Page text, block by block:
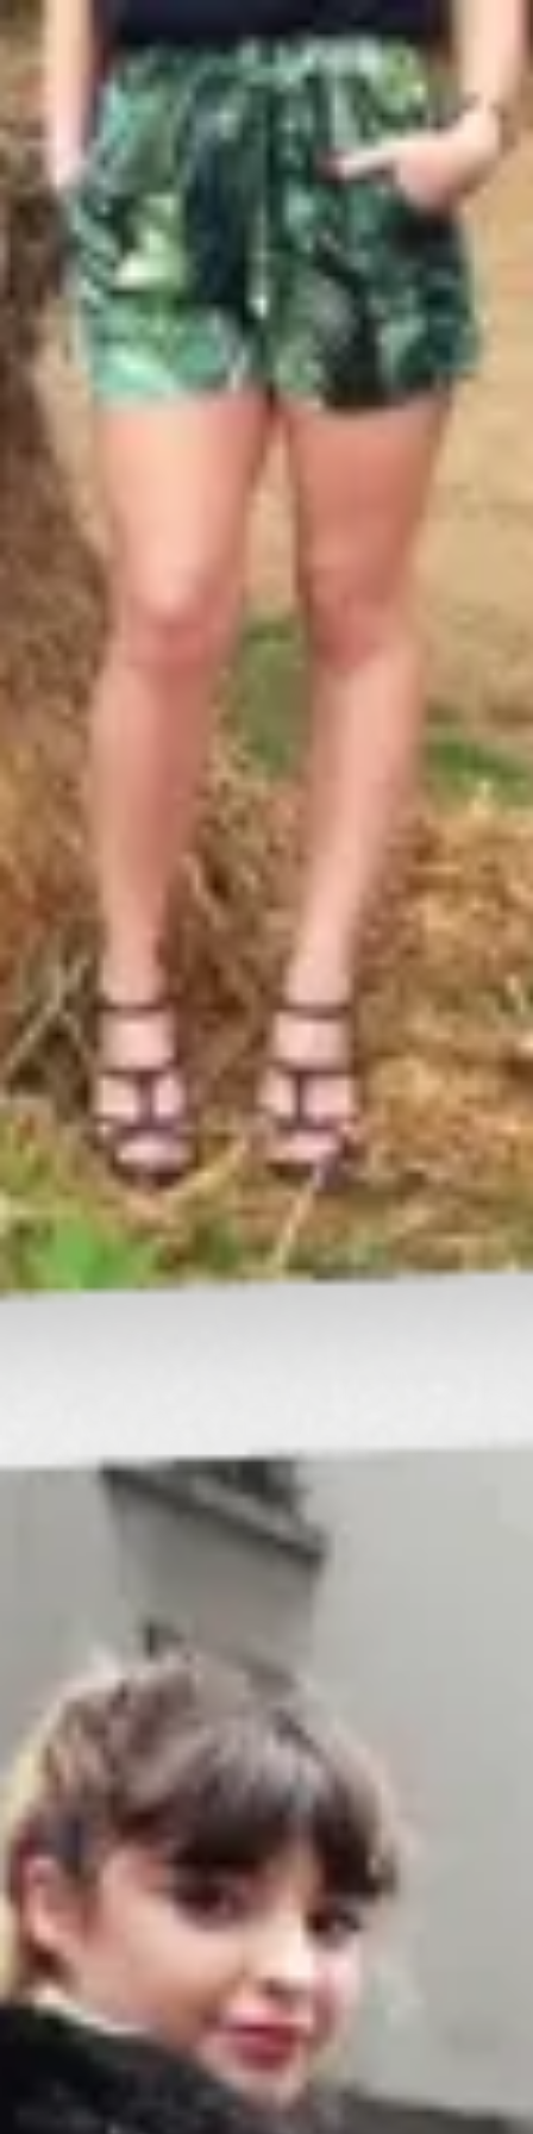
Profitez d'un essai 24h pour seulement 2€ !
Découvrir !
Basculer
la
navigation
CONTRIBUTION À PROPOS
Au soleil elle se détend... 3 404 vues